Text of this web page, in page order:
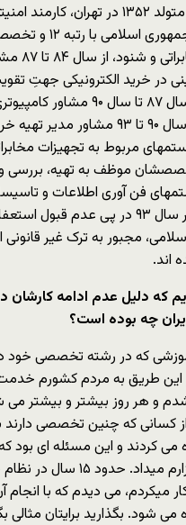
شهرام سبزواری متولد ۱۳۵۲ در
اطلاعات ارتش
و
در خرید الکترونیکی جهتِ
ارتش بوده و از سال ۸۷ تا سال
درمان نزاجا و از سال ۹۰ تا ۹۳
مربوط به تجهیزات
موظف به تهیه،
فن آوری اطلاعات و
بوده اند که اواخر سال ۹۳ در پی عدم
مجبور به ترک غیر قانونی
اند.
که دلیل عدم ادامه
چه بوده است؟
که در رشته تخصصی خود
این طریق به مردم کشورم
و هر روز بیشتر و بیشتر می
کسانی که چنین تخصصی دارند
می کردند و این مسئله ای بود
بود و به شدت آزارم
میکردم، می دیدم که با
شود. بگذارید برایتان